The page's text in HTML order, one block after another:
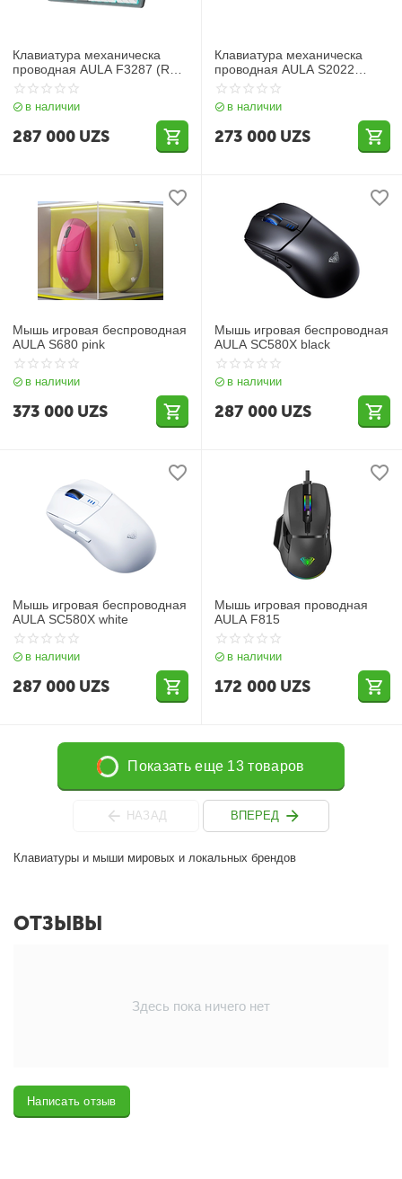
Клавиатуры и мыши мировых и локальных брендов
Клавиатура механическа
проводная AULA F3287 (RGB
80% TKL)
в наличии
287 000 UZS
Клавиатура механическа
проводная AULA S2022
(RGB)
в наличии
273 000 UZS
Мышь игровая беспроводная
AULA S680 pink
в наличии
373 000 UZS
Мышь игровая беспроводная
AULA SC580X black
в наличии
287 000 UZS
Мышь игровая беспроводная
AULA SC580X white
в наличии
287 000 UZS
Мышь игровая проводная
AULA F815
в наличии
172 000 UZS
Показать еще 13 товаров
НАЗАД ВПЕРЕД
ОТЗЫВЫ
Здесь пока ничего нет
Написать отзыв